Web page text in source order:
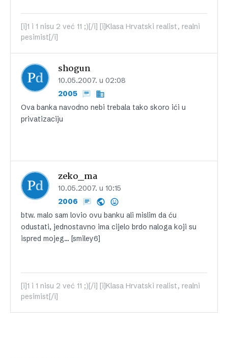
[i]1 i 1 nisu 2 već 11 ;)[/i] [i]Klasa Hrvatski realist, realni
pesimist[/i]
shogun
10.05.2007. u 02:08
2005
Ova banka navodno nebi trebala tako skoro ići u
privatizaciju
zeko_ma
10.05.2007. u 10:15
2006
btw. malo sam lovio ovu banku ali mislim da ću
odustati, jednostavno ima cijelo brdo naloga koji su
ispred mojeg… [smiley6]
[i]1 i 1 nisu 2 već 11 ;)[/i] [i]Klasa Hrvatski realist, realni
pesimist[/i]